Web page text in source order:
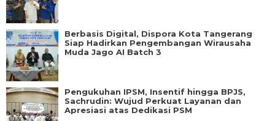
Berbasis Digital, Dispora Kota Tangerang
Siap Hadirkan Pengembangan Wirausaha
Muda Jago AI Batch 3
Pengukuhan IPSM, Insentif hingga BPJS,
Sachrudin: Wujud Perkuat Layanan dan
Apresiasi atas Dedikasi PSM